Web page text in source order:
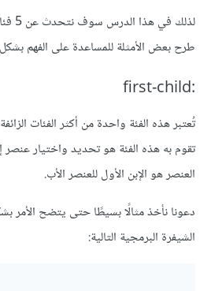
طرح بعض الأمثلة للمساعدة على الفهم
:first-child
تُعتبر هذه الفئة واحدة من أكثر الفئات
تقوم به هذه الفئة هو تحديد واختيار
العنصر هو الإبن الأول للعنصر الأب.
دعونا نأخذ مثالًا بسيطًا حتى يتضح
الشيفرة البرمجية التالية: